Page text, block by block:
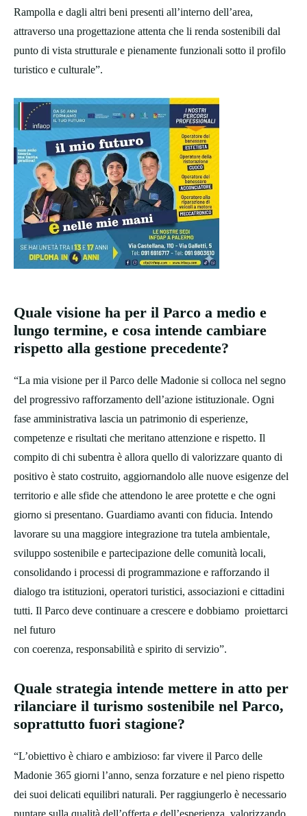
Rampolla e dagli altri beni presenti all’interno dell’area,
attraverso una progettazione attenta che li renda sostenibili dal
punto di vista strutturale e pienamente funzionali sotto il profilo
turistico e culturale”.
Quale visione ha per il Parco a medio e
lungo termine, e cosa intende cambiare
rispetto alla gestione precedente?
“La mia visione per il Parco delle Madonie si colloca nel segno
del progressivo rafforzamento dell’azione istituzionale. Ogni
fase amministrativa lascia un patrimonio di esperienze,
competenze e risultati che meritano attenzione e rispetto. Il
compito di chi subentra è allora quello di valorizzare quanto di
positivo è stato costruito, aggiornandolo alle nuove esigenze del
territorio e alle sfide che attendono le aree protette e che ogni
giorno si presentano. Guardiamo avanti con fiducia. Intendo
lavorare su una maggiore integrazione tra tutela ambientale,
sviluppo sostenibile e partecipazione delle comunità locali,
consolidando i processi di programmazione e rafforzando il
dialogo tra istituzioni, operatori turistici, associazioni e cittadini
tutti. Il Parco deve continuare a crescere e dobbiamo proiettarci
nel futuro
con coerenza, responsabilità e spirito di servizio”.
Quale strategia intende mettere in atto per
rilanciare il turismo sostenibile nel Parco,
soprattutto fuori stagione?
“L’obiettivo è chiaro e ambizioso: far vivere il Parco delle
Madonie 365 giorni l’anno, senza forzature e nel pieno rispetto
dei suoi delicati equilibri naturali. Per raggiungerlo è necessario